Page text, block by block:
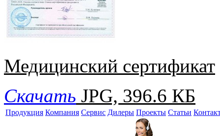
Медицинский сертификат
Скачать JPG, 396.6 КБ
Продукция Компания Сервис Дилеры Проекты Статьи